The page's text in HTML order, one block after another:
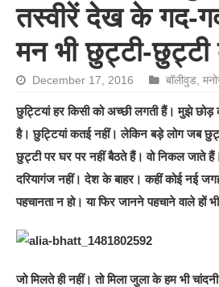
तस्वीरें देख के गद-
मन भी छुट्टी-
December 17, 2016 बॉलीवुड ,
छुट्टियां हर किसी को अच्छी लगती हैं। मुझे
है। छुट्टियां कतई नहीं। लेकिन बड़े लोग जब
छुट्टी पर घर पर नहीं बैठते हैं। वो निकल जाते
दरियागंज नहीं। देश के बाहर। कहीं कोई नई
पहचानता न हो। या फिर जानने पहचाने वाले हों
जो मिलते ही नहीं। तो मिला जुला के हम भी